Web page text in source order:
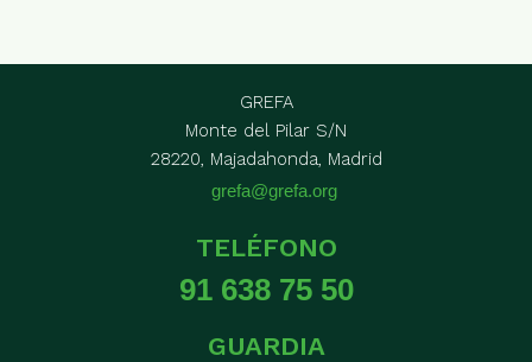
GREFA
Monte del Pilar S/N
28220, Majadahonda, Madrid
grefa@grefa.org
TELÉFONO
91 638 75 50
GUARDIA